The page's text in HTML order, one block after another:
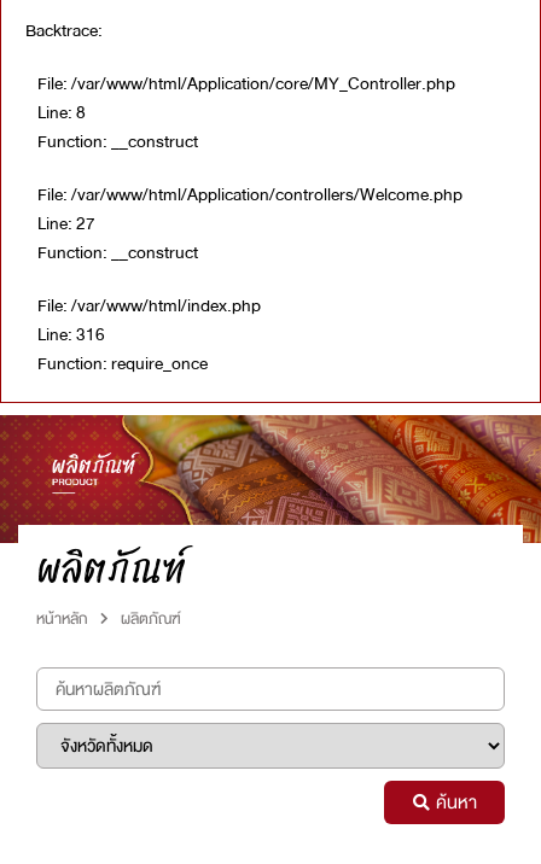
Backtrace:
File: /var/www/html/Application/core/MY_Controller.php
Line: 8
Function: __construct
File: /var/www/html/Application/controllers/Welcome.php
Line: 27
Function: __construct
File: /var/www/html/index.php
Line: 316
Function: require_once
ผลิตภัณฑ์
หน้าหลัก ผลิตภัณฑ์
ค้นหา